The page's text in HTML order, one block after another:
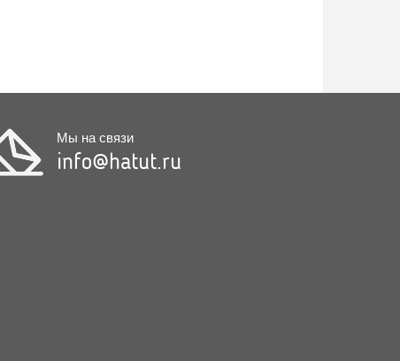
Мы на связи
info@hatut.ru